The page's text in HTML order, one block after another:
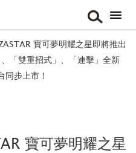
寶可夢明耀之星即將推出
「雙重招式」、「連擊」全新
步上市！
寶可夢明耀之星